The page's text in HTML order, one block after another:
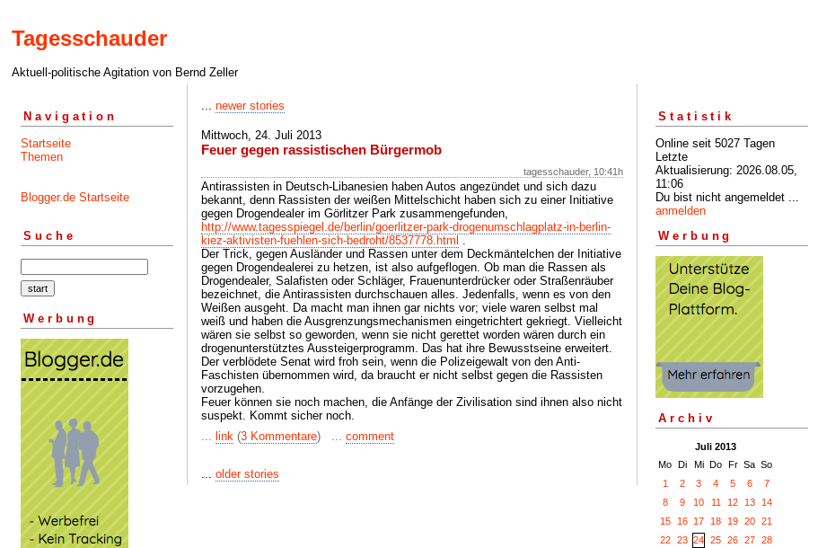
Tagesschauder
Aktuell-politische Agitation von Bernd Zeller
Navigation
Startseite
Themen
Blogger.de Startseite
Suche
Werbung
... newer stories
Mittwoch, 24. Juli 2013
Feuer gegen rassistischen Bürgermob
tagesschauder, 10:41h
Antirassisten in Deutsch-Libanesien haben Autos angezündet und sich dazu
bekannt, denn Rassisten der weißen Mittelschicht haben sich zu einer Initiative
gegen Drogendealer im Görlitzer Park zusammengefunden,
http://www.tagesspiegel.de/berlin/goerlitzer-park-drogenumschlagplatz-in-berlin-
kiez-aktivisten-fuehlen-sich-bedroht/8537778.html .
Der Trick, gegen Ausländer und Rassen unter dem Deckmäntelchen der Initiative
gegen Drogendealerei zu hetzen, ist also aufgeflogen. Ob man die Rassen als
Drogendealer, Salafisten oder Schläger, Frauenunterdrücker oder Straßenräuber
bezeichnet, die Antirassisten durchschauen alles. Jedenfalls, wenn es von den
Weißen ausgeht. Da macht man ihnen gar nichts vor; viele waren selbst mal
weiß und haben die Ausgrenzungsmechanismen eingetrichtert gekriegt. Vielleicht
wären sie selbst so geworden, wenn sie nicht gerettet worden wären durch ein
drogenunterstütztes Aussteigerprogramm. Das hat ihre Bewusstseine erweitert.
Der verblödete Senat wird froh sein, wenn die Polizeigewalt von den Anti-
Faschisten übernommen wird, da braucht er nicht selbst gegen die Rassisten
vorzugehen.
Feuer können sie noch machen, die Anfänge der Zivilisation sind ihnen also nicht
suspekt. Kommt sicher noch.
... link (3 Kommentare) ... comment
... older stories
Statistik
Online seit 5027 Tagen
Letzte
Aktualisierung: 2026.08.05,
11:06
Du bist nicht angemeldet ...
anmelden
Werbung
Archiv
Juli 2013
Mo Di Mi Do Fr Sa So
1
2 3 4 5 6
7
8
9 10 11 12 13
14
15
16 17 18 19 20
21
22
23 24 25 26 27
28